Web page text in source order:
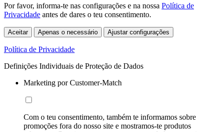
Por favor, informa-te nas configurações e na nossa Política de
Privacidade antes de dares o teu consentimento.
Aceitar Apenas o necessário Ajustar configurações
Política de Privacidade
Definições Individuais de Proteção de Dados
Marketing por Customer-Match
Com o teu consentimento, também te informamos sobre
promoções fora do nosso site e mostramos-te produtos